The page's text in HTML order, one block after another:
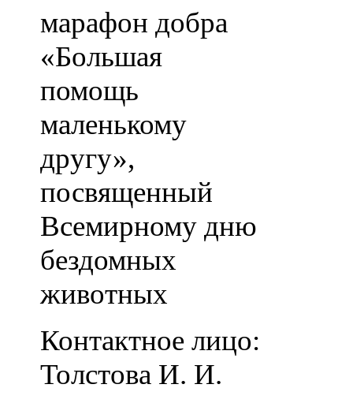
марафон добра
«Большая
помощь
маленькому
другу»,
посвященный
Всемирному дню
бездомных
животных
Контактное лицо:
Толстова И. И.